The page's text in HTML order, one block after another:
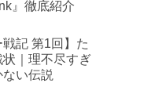
』徹底紹介
戦記 第1回】た
状｜理不尽すぎ
い伝説